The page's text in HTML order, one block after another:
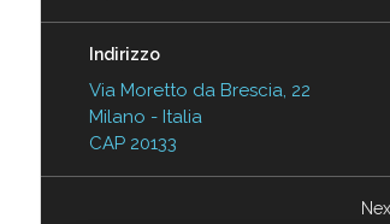
Indirizzo
Via Moretto da Brescia, 22
Milano - Italia
CAP 20133